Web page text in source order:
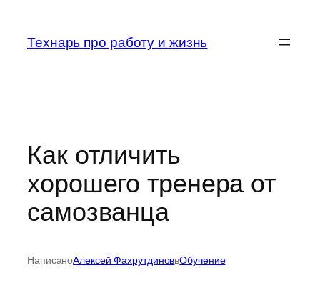
содержимому
Технарь про работу и жизнь
Как отличить
хорошего тренера от
самозванца
НаписаноАлексей ФахрутдиноввОбучение